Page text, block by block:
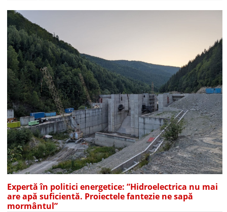
Expertă în politici energetice: ”Hidroelectrica nu mai
are apă suficientă. Proiectele fantezie ne sapă
mormântul”